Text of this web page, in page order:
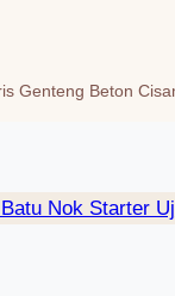
Genteng Beton